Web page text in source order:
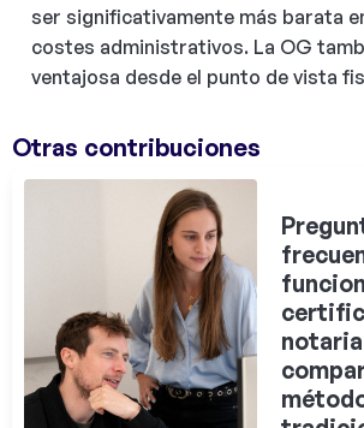
ser significativamente más barata
costes administrativos. La OG
ventajosa desde el punto de vista
Otras contribuciones